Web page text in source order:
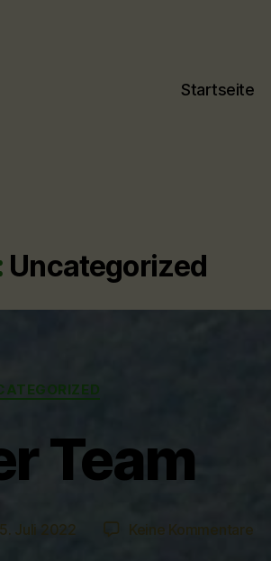
Startseite
Uncategorized
Kategorien
Team
Juli 2022 Keine Kommentarezu